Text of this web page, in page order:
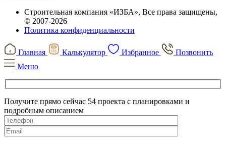
Строительная компания «ИЗБА», Все права защищены,
© 2007-2026
Политика конфиденциальности
Главная Калькулятор Избранное
Позвонить
Меню
Получите прямо сейчас 54 проекта с планировками и
подробным описанием